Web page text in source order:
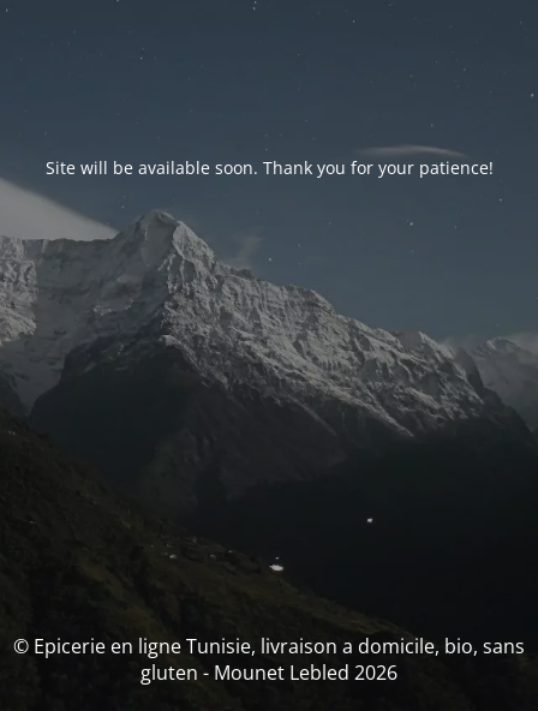
Site will be available soon. Thank you for your patience!
© Epicerie en ligne Tunisie, livraison a domicile, bio, sans
gluten - Mounet Lebled 2026